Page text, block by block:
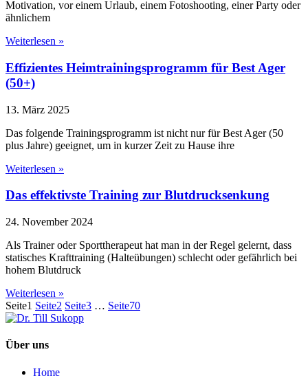
Motivation, vor einem Urlaub, einem Fotoshooting, einer Party oder
ähnlichem
Weiterlesen »
Effizientes Heimtrainingsprogramm für Best Ager
(50+)
13. März 2025
Das folgende Trainingsprogramm ist nicht nur für Best Ager (50
plus Jahre) geeignet, um in kurzer Zeit zu Hause ihre
Weiterlesen »
Das effektivste Training zur Blutdrucksenkung
24. November 2024
Als Trainer oder Sporttherapeut hat man in der Regel gelernt, dass
statisches Krafttraining (Halteübungen) schlecht oder gefährlich bei
hohem Blutdruck
Weiterlesen »
Seite1 Seite2 Seite3 … Seite70
Über uns
Home